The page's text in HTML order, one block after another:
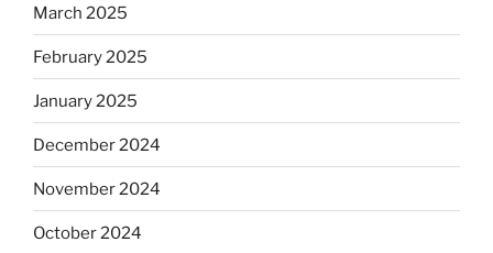
March 2025
February 2025
January 2025
December 2024
November 2024
October 2024